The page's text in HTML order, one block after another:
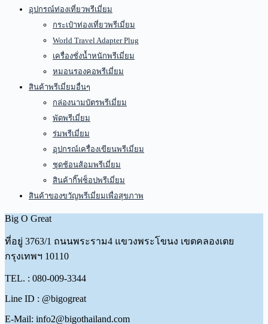
อุปกรณ์ท่องเที่ยวพรีเมี่ยม
กระเป๋าท่องเที่ยวพรีเมี่ยม
World Travel Adapter Plug
เครื่องชั่งน้ำหนักพรีเมี่ยม
หมอนรองคอพรีเมี่ยม
สินค้าพรีเมี่ยมอื่นๆ
กล่องนามบัตรพรีเมี่ยม
พัดพรีเมี่ยม
ร่มพรีเมี่ยม
อุปกรณ์เครื่องเขียนพรีเมี่ยม
ชุดช้อนส้อมพรีเมี่ยม
สินค้ากิ๊ฟช็อปพรีเมี่ยม
สินค้าของขวัญพรีเมี่ยมเพื่อสุขภาพ
Big O Great
ที่อยู่ 3763/1 ถนนพระราม4 แขวงพระโขนง เขตคลองเตย
กรุงเทพฯ 10110
TEL. : 080-009-3344
Line ID : @bigogreat
E-Mail: info2@bigothailand.com